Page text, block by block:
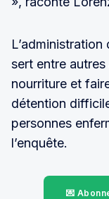
sert entre
nourriture et
détention
personnes
l’enquête.
💌